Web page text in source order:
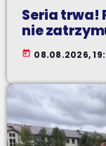
Seria trwa!
nie
today 08.08.2026,